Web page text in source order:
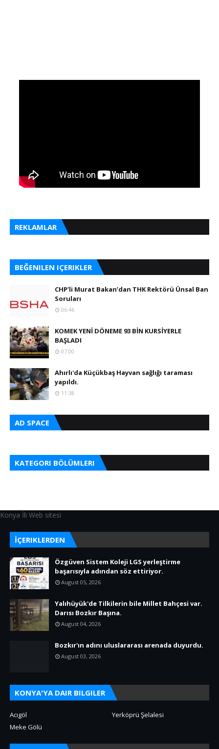
REKLAMLAR
BEĞENILEN IÇERIKLER
CHP’li Murat Bakan’dan THK Rektörü Ünsal Ban
Soruları
06:46
KOMEK YENİ DÖNEME 93 BİN KURSİYERLE
BAŞLADI
07:00
Ahırlı'da Küçükbaş Hayvan sağlığı taraması
yapıldı.
11:38
AD SPACE
KATEGORI BÖLÜMLERI
Konya İli Web sitesi
İÇERIKLERDEN
Özgüven Sistem Koleji LGS yerleştirme
başarısıyla adından söz ettiriyor.
August 05, 2026
Yalıhüyük'de Tilkilerin bile Millet Bahçesi var.
Darısı Bozkır Başına.
August 04, 2026
Bozkır'ın adını uluslararası arenada duyurdu.
August 03, 2026
KONYA'YA DAIR BILGILER
Acıgöl
Yerköprü Şelalesi
Meke Gölü